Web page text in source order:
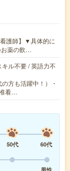
看護師】▼具体的に
お薬の飲…
ル不要 / 英語力不
方も活躍中！）・
看…
50代
60代